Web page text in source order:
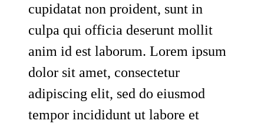
cupidatat non proident, sunt in
culpa qui officia deserunt mollit
anim id est laborum. Lorem ipsum
dolor sit amet, consectetur
adipiscing elit, sed do eiusmod
tempor incididunt ut labore et